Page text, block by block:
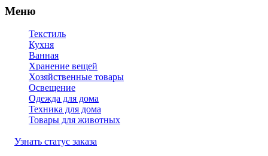
Меню
Текстиль
Кухня
Ванная
Хранение вещей
Хозяйственные товары
Освещение
Одежда для дома
Техника для дома
Товары для животных
Узнать статус заказа